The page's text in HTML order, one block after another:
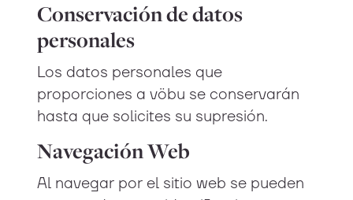
Conservación de datos
personales
Los datos personales que
proporciones a vöbu se conservarán
hasta que solicites su supresión.
Navegación Web
Al navegar por el sitio web se pueden